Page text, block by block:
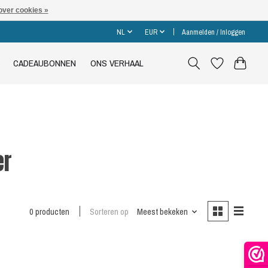
NL EUR Aanmelden / Inloggen
CADEAUBONNEN ONS VERHAAL
0 producten Sorteren op Meest bekeken
cookies »